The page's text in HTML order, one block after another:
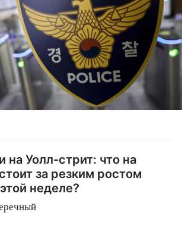
на Уолл-стрит: что на
за резким ростом
неделе?